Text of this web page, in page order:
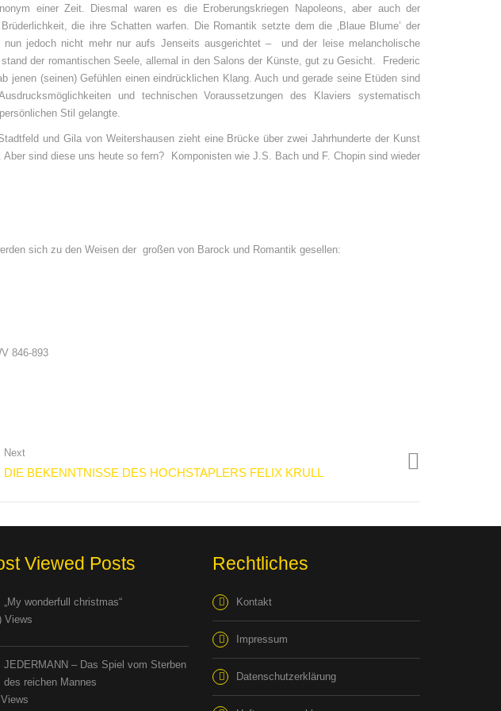
einer Zeit. Diesmal waren es die Eroberungskriegen Napoleons, aber auch der
die ihre Schatten warfen. Die Romantik setzte dem die ‚Blaue Blume’ der
nun jedoch nicht mehr nur aufs Jenseits ausgerichtet – und der leise melancholische
der romantischen Seele, allemal in den Salons der Künste, gut zu Gesicht. Frederic
jenen (seinen) Gefühlen einen eindrücklichen Klang. Auch und gerade seine Etüden sind
und technischen Voraussetzungen des Klaviers systematisch
Stil gelangte.
und Gila von Weitershausen zieht eine Brücke über zwei Jahrhunderte der Kunst
sind diese uns heute so fern? Komponisten wie J.S. Bach und F. Chopin sind wieder
sich zu den Weisen der großen von Barock und Romantik gesellen:
846-893
Next
DIE BEKENNTNISSE DES HOCHSTAPLERS FELIX KRULL
Viewed Posts
„My wonderfull christmas“
Views
JEDERMANN – Das Spiel vom Sterben
des reichen Mannes
Rechtliches
Kontakt
Impressum
Datenschutzerklärung